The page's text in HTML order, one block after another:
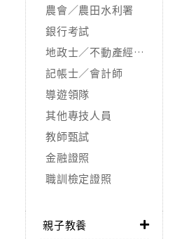
農會／農田水利署
銀行考試
地政士／不動產經紀人
記帳士／會計師
導遊領隊
其他專技人員
教師甄試
金融證照
職訓檢定證照
親子教養